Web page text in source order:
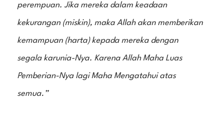
perempuan. Jika mereka dalam keadaan
kekurangan (miskin), maka Allah akan memberikan
kemampuan (harta) kepada mereka dengan
segala karunia-Nya. Karena Allah Maha Luas
Pemberian-Nya lagi Maha Mengatahui atas
semua.”